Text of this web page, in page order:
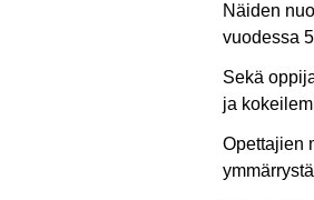
Näiden
vuodessa
Sekä
ja
Opettajien